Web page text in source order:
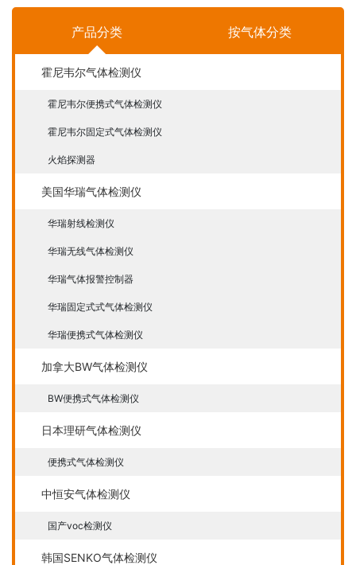
产品分类 按气体分类
霍尼韦尔气体检测仪
霍尼韦尔便携式气体检测仪
霍尼韦尔固定式气体检测仪
火焰探测器
美国华瑞气体检测仪
华瑞射线检测仪
华瑞无线气体检测仪
华瑞气体报警控制器
华瑞固定式式气体检测仪
华瑞便携式气体检测仪
加拿大BW气体检测仪
BW便携式气体检测仪
日本理研气体检测仪
便携式气体检测仪
中恒安气体检测仪
国产voc检测仪
韩国SENKO气体检测仪